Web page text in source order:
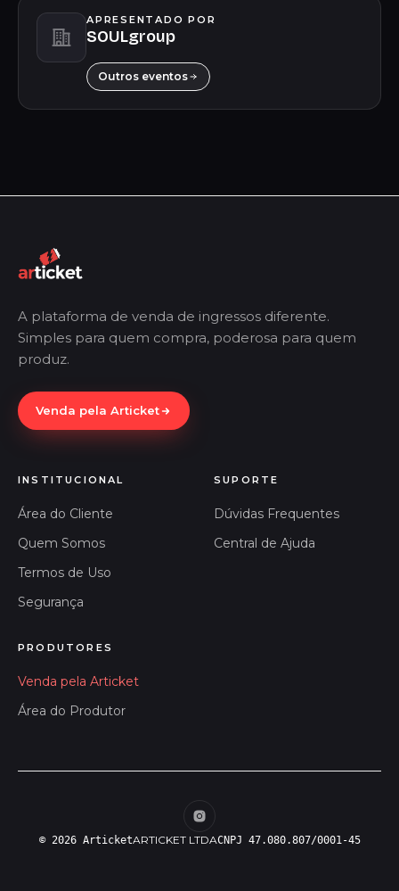
APRESENTADO POR
SOULgroup
Outros eventos
A plataforma de venda de ingressos diferente.
Simples para quem compra, poderosa para quem
produz.
Venda pela Articket
INSTITUCIONAL
Área do Cliente
Quem Somos
Termos de Uso
Segurança
SUPORTE
Dúvidas Frequentes
Central de Ajuda
PRODUTORES
Venda pela Articket
Área do Produtor
© 2026 ArticketARTICKET LTDACNPJ 47.080.807/0001-45